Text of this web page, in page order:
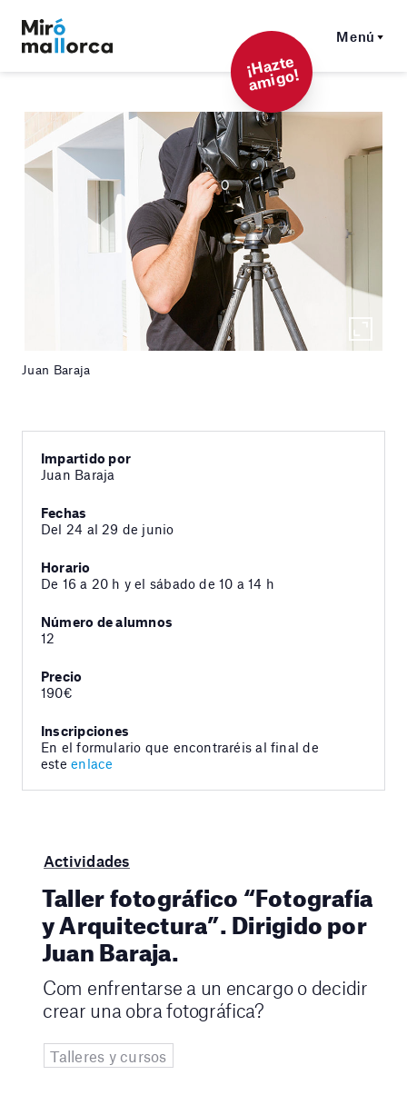
Menú
¡
Hazt
e
a
mi
g
o!
Juan Baraja
Impartido por
Juan Baraja
Fechas
Del 24 al 29 de junio
Horario
De 16 a 20 h y el sábado de 10 a 14 h
Número de alumnos
12
Precio
190€
Inscripciones
En el formulario que encontraréis al final de
esteenlace
Actividades
Taller fotográfico “Fotografía
y Arquitectura”. Dirigido por
Juan Baraja.
Com enfrentarse a un encargo o decidir
crear una obra fotográfica?
Talleres y cursos